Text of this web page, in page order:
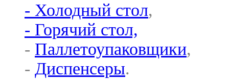
- Холодный стол,
- Горячий стол,
- Паллетоупаковщики,
- Диспенсеры.